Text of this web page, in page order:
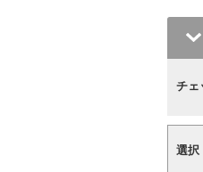
チェ
選択